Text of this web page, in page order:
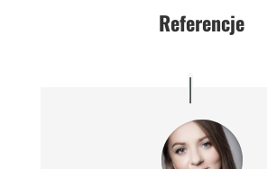
Referencje